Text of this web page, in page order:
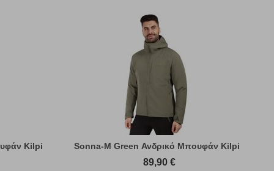
Kilpi Sonna-M Green Ανδρικό Μπουφάν Kilpi
89,90 €